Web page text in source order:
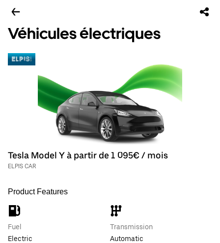
Véhicules électriques
Tesla Model Y à partir de 1 095€ / mois
ELPIS CAR
Product Features
Fuel
Electric
Transmission
Automatic